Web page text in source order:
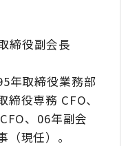
締役副会長
年取締役業務部
役専務 CFO、
、06年副会
現任）。